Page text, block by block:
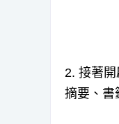
2. 接著
摘要、書